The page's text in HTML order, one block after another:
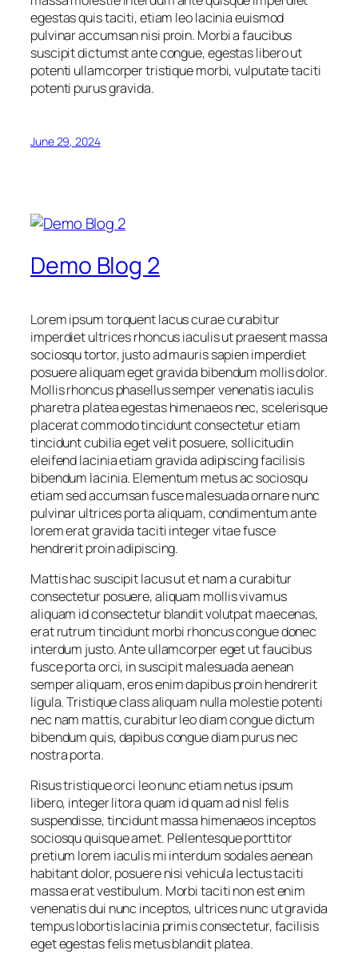
egestas quis taciti, etiam leo lacinia euismod
pulvinar accumsan nisi proin. Morbi a faucibus
suscipit dictumst ante congue, egestas libero ut
potenti ullamcorper tristique morbi, vulputate taciti
potenti purus gravida.
June 29, 2024
Demo Blog 2
Lorem ipsum torquent lacus curae curabitur
imperdiet ultrices rhoncus iaculis ut praesent massa
sociosqu tortor, justo ad mauris sapien imperdiet
posuere aliquam eget gravida bibendum mollis dolor.
Mollis rhoncus phasellus semper venenatis iaculis
pharetra platea egestas himenaeos nec, scelerisque
placerat commodo tincidunt consectetur etiam
tincidunt cubilia eget velit posuere, sollicitudin
eleifend lacinia etiam gravida adipiscing facilisis
bibendum lacinia. Elementum metus ac sociosqu
etiam sed accumsan fusce malesuada ornare nunc
pulvinar ultrices porta aliquam, condimentum ante
lorem erat gravida taciti integer vitae fusce
hendrerit proin adipiscing.
Mattis hac suscipit lacus ut et nam a curabitur
consectetur posuere, aliquam mollis vivamus
aliquam id consectetur blandit volutpat maecenas,
erat rutrum tincidunt morbi rhoncus congue donec
interdum justo. Ante ullamcorper eget ut faucibus
fusce porta orci, in suscipit malesuada aenean
semper aliquam, eros enim dapibus proin hendrerit
ligula. Tristique class aliquam nulla molestie potenti
nec nam mattis, curabitur leo diam congue dictum
bibendum quis, dapibus congue diam purus nec
nostra porta.
Risus tristique orci leo nunc etiam netus ipsum
libero, integer litora quam id quam ad nisl felis
suspendisse, tincidunt massa himenaeos inceptos
sociosqu quisque amet. Pellentesque porttitor
pretium lorem iaculis mi interdum sodales aenean
habitant dolor, posuere nisi vehicula lectus taciti
massa erat vestibulum. Morbi taciti non est enim
venenatis dui nunc inceptos, ultrices nunc ut gravida
tempus lobortis lacinia primis consectetur, facilisis
eget egestas felis metus blandit platea.